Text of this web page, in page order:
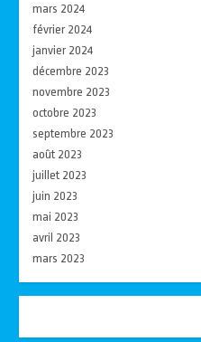
mars 2024
février 2024
janvier 2024
décembre 2023
novembre 2023
octobre 2023
septembre 2023
août 2023
juillet 2023
juin 2023
mai 2023
avril 2023
mars 2023